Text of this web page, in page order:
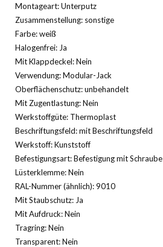
Montageart: Unterputz
Zusammenstellung: sonstige
Farbe: weiß
Halogenfrei: Ja
Mit Klappdeckel: Nein
Verwendung: Modular-Jack
Oberflächenschutz: unbehandelt
Mit Zugentlastung: Nein
Werkstoffgüte: Thermoplast
Beschriftungsfeld: mit Beschriftungsfeld
Werkstoff: Kunststoff
Befestigungsart: Befestigung mit Schraube
Lüsterklemme: Nein
RAL-Nummer (ähnlich): 9010
Mit Staubschutz: Ja
Mit Aufdruck: Nein
Tragring: Nein
Transparent: Nein